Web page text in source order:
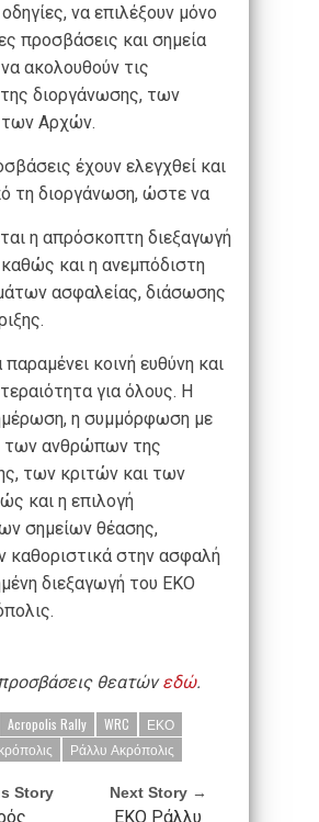
να επιλέξουν μόνο
προσβάσεις και σημεία
ακολουθούν τις
της διοργάνωσης, των
των Αρχών.
έχουν ελεγχθεί και
τη διοργάνωση, ώστε να
η απρόσκοπτη διεξαγωγή
και η ανεμπόδιστη
ασφαλείας, διάσωσης
κοινή ευθύνη και
για όλους. Η
η συμμόρφωση με
των ανθρώπων της
των κριτών και των
και η επιλογή
σημείων θέασης,
καθοριστικά στην ασφαλή
διεξαγωγή του EKO
θεατώνεδώ.
Acropolis Rally WRC
ΕΚΟ
Ράλλυ Ακρόπολις
Story Next Story →
EKO Ράλλυ